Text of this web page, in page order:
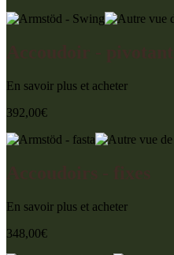
En savoir plus et acheter
392,00€
En savoir plus et acheter
348,00€